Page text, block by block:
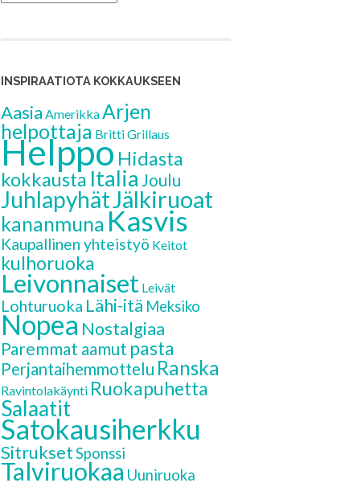
INSPIRAATIOTA KOKKAUKSEEN
Aasia AmerikkaArjen
helpottaja BrittiGrillaus
HelppoHidasta
kokkausta Italia Joulu
JuhlapyhätJälkiruoat
kananmuna Kasvis
Kaupallinen yhteistyö Keitot
kulhoruoka
Leivonnaiset Leivät
Lohturuoka Lähi-itä Meksiko
Nopea Nostalgiaa
Paremmat aamut pasta
Perjantaihemmottelu Ranska
Ravintolakäynti Ruokapuhetta
Salaatit
Satokausiherkku
SitruksetSponssi
Talviruokaa Uuniruoka